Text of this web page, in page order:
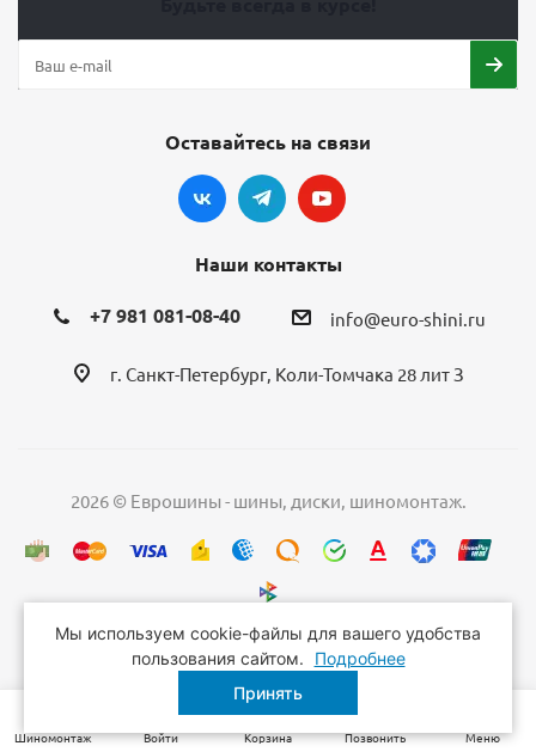
Оставайтесь на связи
Наши контакты
+7 981 081-08-40 info@euro-shini.ru
г. Санкт-Петербург, Коли-Томчака 28 лит З
2026 © Еврошины - шины, диски, шиномонтаж.
Мы используем cookie-файлы для вашего удобства
пользования сайтом.
Подробнее
Принять
Шиномонтаж Войти Корзина Позвонить Меню